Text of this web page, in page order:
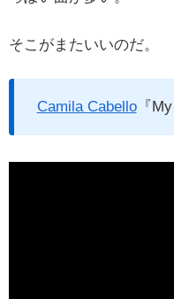
そこがまたいいのだ。
Camila Cabello『My